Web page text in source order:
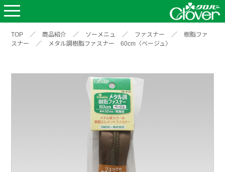
TOP ／ 商品紹介 ／ ソーメニュ ／ ファスナー ／
樹脂ファ
スナー
／ メタル調樹脂ファスナー 60cm〈ベージュ〉